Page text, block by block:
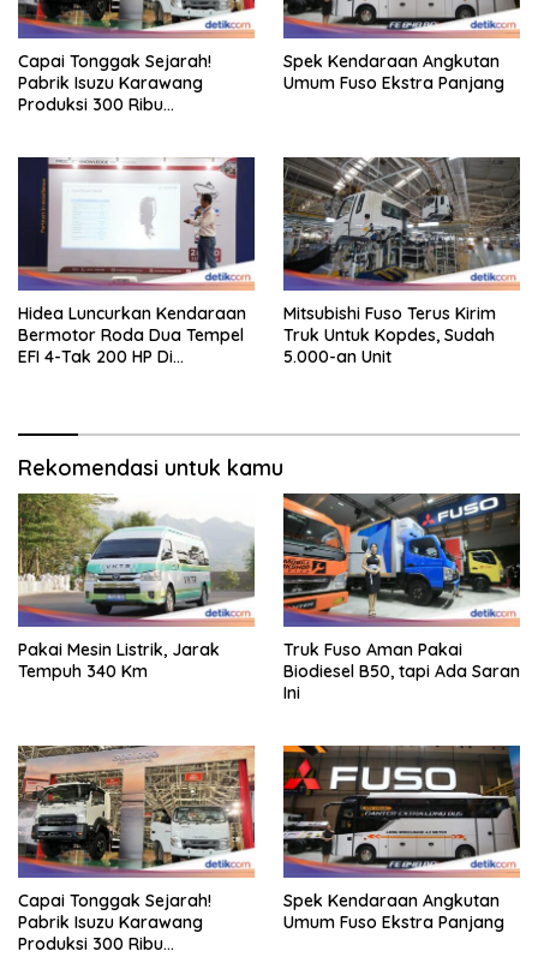
Capai Tonggak Sejarah!
Pabrik Isuzu Karawang
Produksi 300 Ribu
Spek Kendaraan Angkutan
Umum Fuso Ekstra Panjang
Hidea Luncurkan Kendaraan
Bermotor Roda Dua Tempel
EFI 4-Tak 200 HP Di
Mitsubishi Fuso Terus Kirim
Truk Untuk Kopdes, Sudah
5.000-an Unit
Rekomendasi untuk kamu
Pakai Mesin Listrik, Jarak
Tempuh 340 Km
Truk Fuso Aman Pakai
Biodiesel B50, tapi Ada Saran
Ini
Capai Tonggak Sejarah!
Pabrik Isuzu Karawang
Produksi 300 Ribu
Spek Kendaraan Angkutan
Umum Fuso Ekstra Panjang